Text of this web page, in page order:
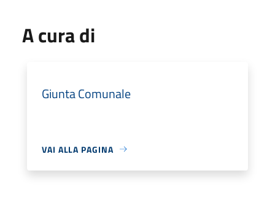
A cura di
Giunta Comunale
VAI ALLA PAGINA